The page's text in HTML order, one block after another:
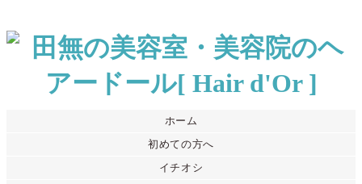
ホーム
初めての方へ
イチオシ